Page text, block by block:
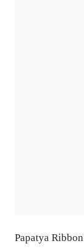
Papatya